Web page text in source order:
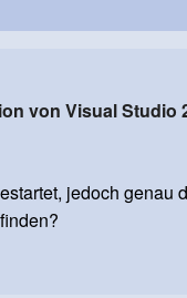
von Visual Studio
jedoch genau